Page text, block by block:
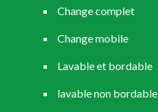
Change complet
Change mobile
Lavable et bordable
lavable non bordable